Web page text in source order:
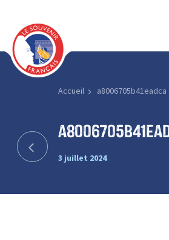
Accueil a8006705b41eadca
3 juillet 2024